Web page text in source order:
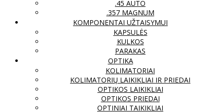
.45 AUTO
.357 MAGNUM
KOMPONENTAI UŽTAISYMUI
KAPSULĖS
KULKOS
PARAKAS
OPTIKA
KOLIMATORIAI
KOLIMATORIŲ LAIKIKLIAI IR PRIEDAI
OPTIKOS LAIKIKLIAI
OPTIKOS PRIEDAI
OPTINIAI TAIKIKLIAI